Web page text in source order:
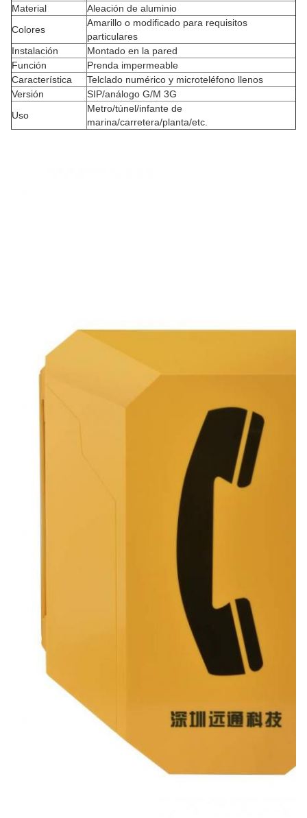
Material
Aleación de aluminio
Colores
Amarillo o modificado para requisitos
particulares
Instalación
Montado en la pared
Función
Prenda impermeable
Característica
Telclado numérico y microteléfono llenos
Versión
SIP/análogo G/M 3G
Uso
Metro/túnel/infante de
marina/carretera/planta/etc.